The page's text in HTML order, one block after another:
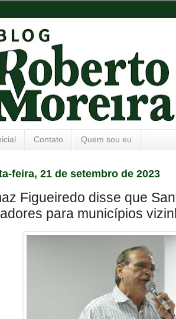
Contato Quem sou eu
feira, 21 de setembro de 2023
Figueiredo disse que
para municípios